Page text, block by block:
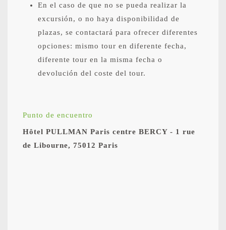
En el caso de que no se pueda realizar la
excursión, o no haya disponibilidad de
plazas, se contactará para ofrecer diferentes
opciones: mismo tour en diferente fecha,
diferente tour en la misma fecha o
devolución del coste del tour.
Punto de encuentro
Hôtel PULLMAN Paris centre BERCY - 1 rue
de Libourne, 75012 Paris